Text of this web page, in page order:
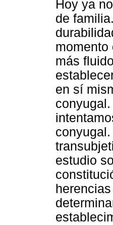
Hoy ya
de
momento
más
en sí
estudio